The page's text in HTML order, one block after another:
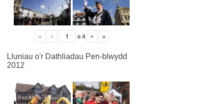
« < o4 > »
Lluniau o'r Dathliadau Pen-blwydd
2012